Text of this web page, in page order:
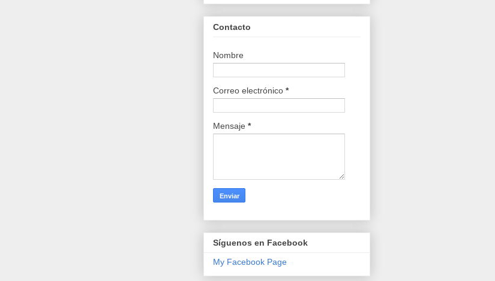
Contacto
Nombre
Correo electrónico *
Mensaje *
Síguenos en Facebook
My Facebook Page